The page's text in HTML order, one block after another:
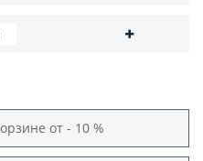
от - 10 %